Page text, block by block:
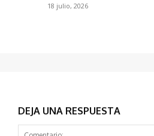
18 julio, 2026
DEJA UNA RESPUESTA